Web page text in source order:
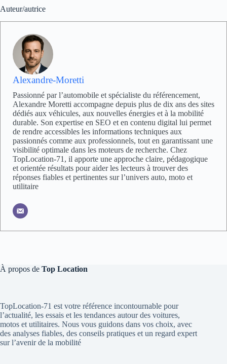
Auteur/autrice
Alexandre-Moretti
Passionné par l’automobile et spécialiste du référencement,
Alexandre Moretti accompagne depuis plus de dix ans des sites
dédiés aux véhicules, aux nouvelles énergies et à la mobilité
durable. Son expertise en SEO et en contenu digital lui permet
de rendre accessibles les informations techniques aux
passionnés comme aux professionnels, tout en garantissant une
visibilité optimale dans les moteurs de recherche. Chez
TopLocation-71, il apporte une approche claire, pédagogique
et orientée résultats pour aider les lecteurs à trouver des
réponses fiables et pertinentes sur l’univers auto, moto et
utilitaire
À propos de Top Location
TopLocation-71 est votre référence incontournable pour
l’actualité, les essais et les tendances autour des voitures,
motos et utilitaires. Nous vous guidons dans vos choix, avec
des analyses fiables, des conseils pratiques et un regard expert
sur l’avenir de la mobilité